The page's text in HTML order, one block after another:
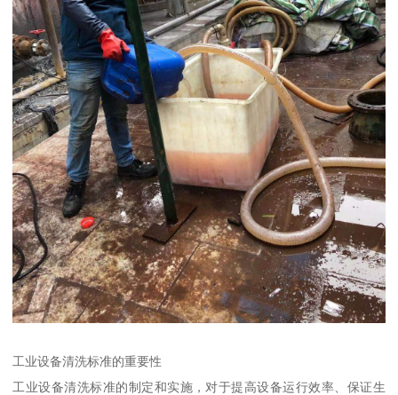
工业设备清洗标准的重要性
工业设备清洗标准的制定和实施，对于提高设备运行效率、保证生